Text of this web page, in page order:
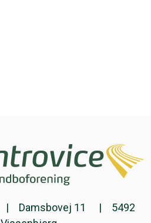
Damsbovej 11
5492